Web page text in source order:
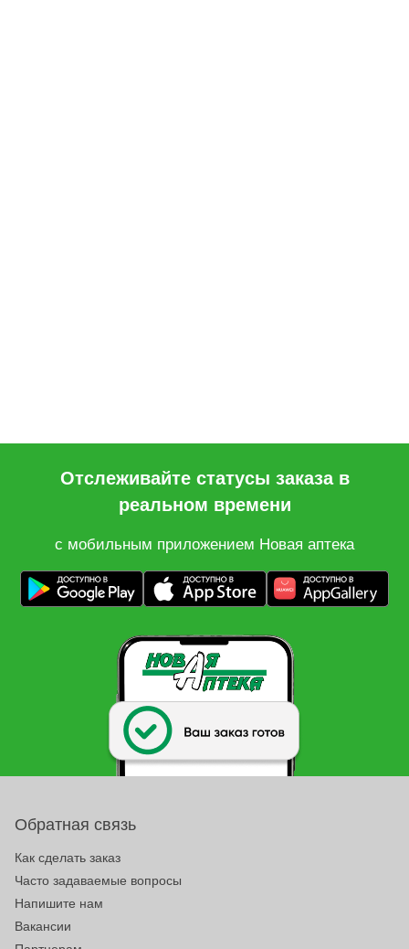
Отслеживайте статусы заказа в
реальном времени
с мобильным приложением Новая аптека
Обратная связь
Как сделать заказ
Часто задаваемые вопросы
Напишите нам
Вакансии